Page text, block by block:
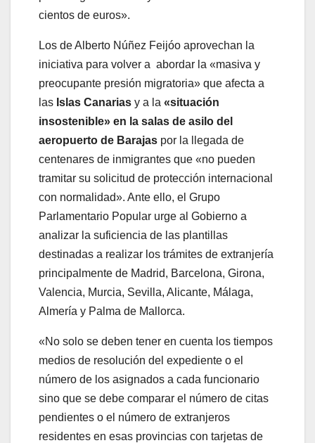
cientos de euros».
Los de Alberto Núñez Feijóo aprovechan la
iniciativa para volver a abordar la «masiva y
preocupante presión migratoria» que afecta a
las Islas Canarias y a la «situación
insostenible» en la salas de asilo del
aeropuerto de Barajas por la llegada de
centenares de inmigrantes que «no pueden
tramitar su solicitud de protección internacional
con normalidad». Ante ello, el Grupo
Parlamentario Popular urge al Gobierno a
analizar la suficiencia de las plantillas
destinadas a realizar los trámites de extranjería
principalmente de Madrid, Barcelona, Girona,
Valencia, Murcia, Sevilla, Alicante, Málaga,
Almería y Palma de Mallorca.
«No solo se deben tener en cuenta los tiempos
medios de resolución del expediente o el
número de los asignados a cada funcionario
sino que se debe comparar el número de citas
pendientes o el número de extranjeros
residentes en esas provincias con tarjetas de